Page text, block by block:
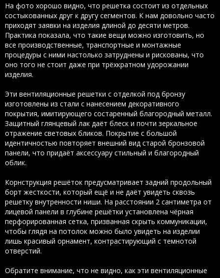
На фото хорошо видно, что решетка состоит из отдельных
состыкованных друг к другу сегментов. К нам довольно часто
приходят заявки на изделия длиной до десяти метров.
Практика показала, что такие вещи можно изготовить, но
все производственные, транспортные и монтажные
процедуры с ними настолько затруднены и рискованы, что
оно того не стоит даже при трёхкратном удорожании
изделия.
Эти вентиляционные решетки с отделкой под бронзу
изготовлены из стали с нанесением декоративного
покрытия, имитирующего состаренный благородный металл.
Защитный глянцевый лак даёт блеск и почти зеркальное
отражение световых бликов. Покрытие с большой
идентичностью повторяет внешний вид старой бронзовой
панели, что придаёт аксессуару стильный и благородный
облик.
Корнструкция решёток предусматривает задний продольный
борт жесткости, который ещё и не даёт увидеть сквозь
решетку внутренности ниши. На расстоянии 2 сантиметра от
лицевой панели в глубине решётки установлена чёрная
перфорированная сетка, призванная скрыть коммуникации,
чтобы глядя на потолок можно было увидеть на изделии
лишь красивый орнамент, контрастирующий с темнотой
отверстий.
Обратите внимание, что не видно, как эти вентиляционные